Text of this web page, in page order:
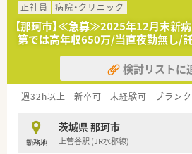
正社員 病院・クリニック
【那珂市】≪急募≫2025年12月末新
第では高年収650万/当直夜勤無し/
検討リストに
週32h以上 新卒可 未経験可 ブラン
勤務地
茨城県 那珂市
上菅谷駅 (JR水郡線)